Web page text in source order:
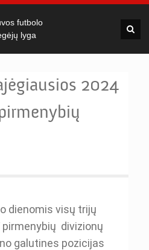
futbolo
lyga
2024
dienomis visų trijų
pirmenybių divizionų
galutines pozicijas